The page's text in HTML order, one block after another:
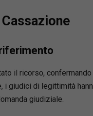
il ricorso,
i giudici di legittimità
giudiziale.